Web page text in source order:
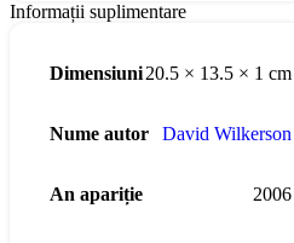
Informații suplimentare
Dimensiuni20.5 × 13.5 × 1 cm
Nume autor David Wilkerson
An apariție 2006